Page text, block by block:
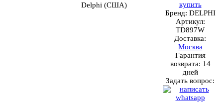
Delphi (США)
купить
Бренд: DELPHI
Артикул:
TD897W
Доставка:
Москва
Гарантия
возврата: 14
дней
Задать вопрос: